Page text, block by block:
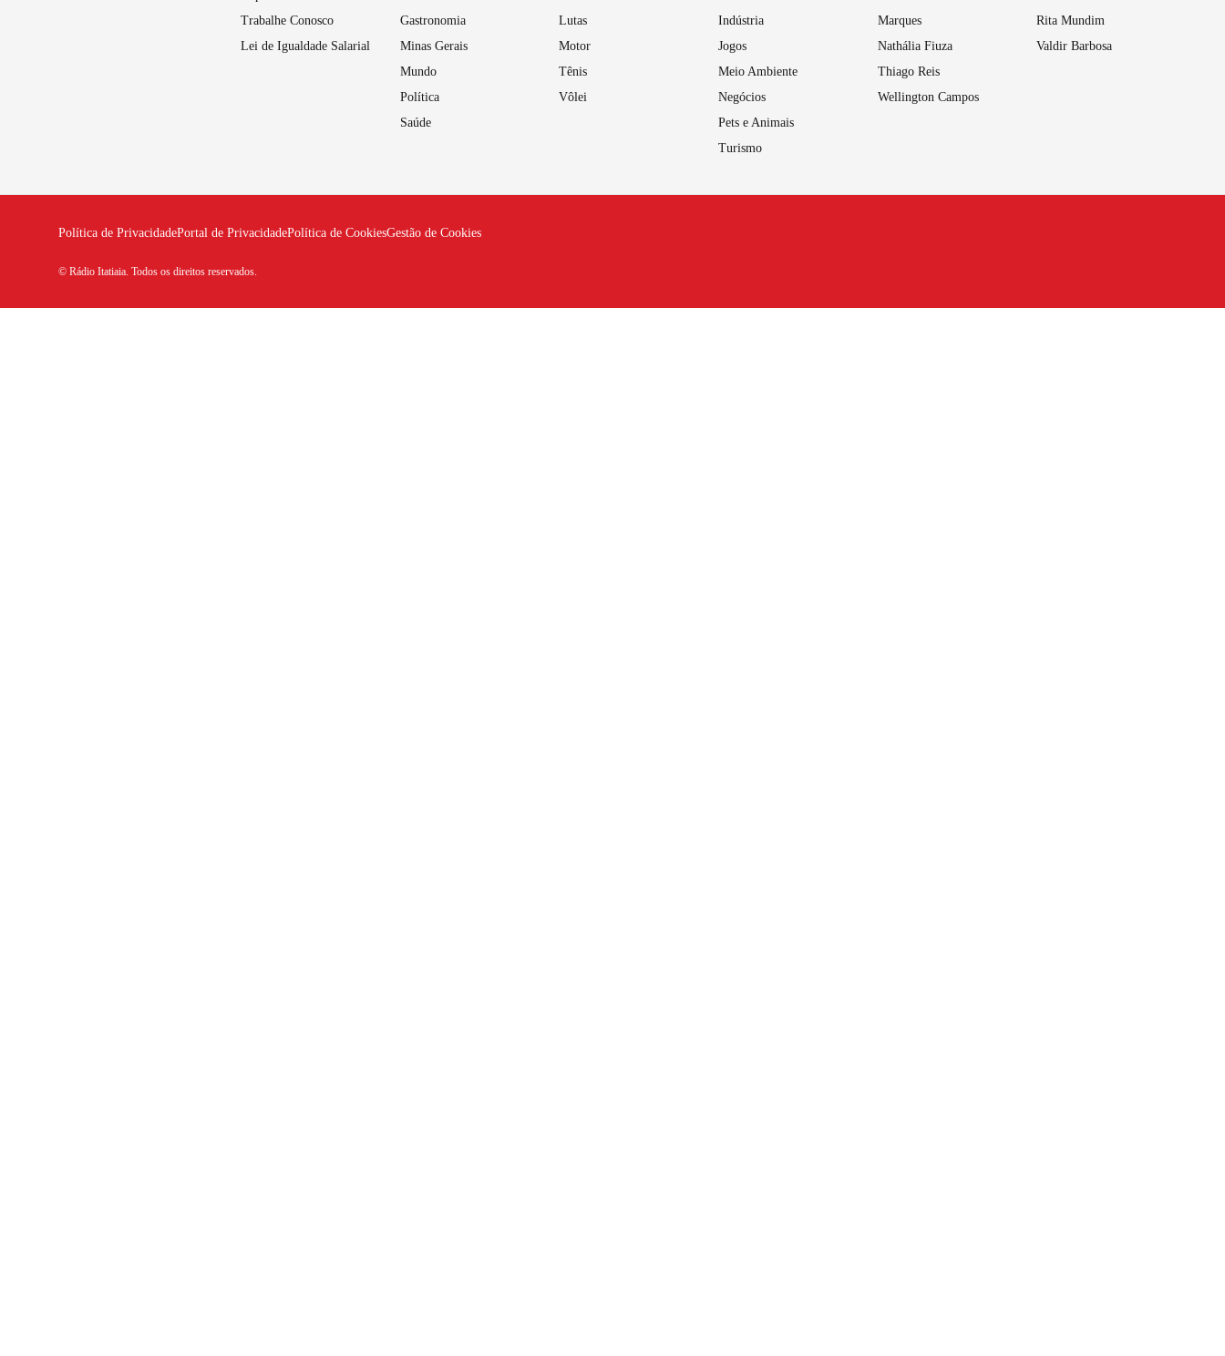
Trabalhe Conosco
Lei de Igualdade Salarial
Gastronomia
Minas Gerais
Mundo
Política
Saúde
Lutas
Motor
Tênis
Vôlei
Indústria
Jogos
Meio Ambiente
Negócios
Pets e Animais
Turismo
Marques
Nathália Fiuza
Thiago Reis
Wellington Campos
Rita Mundim
Valdir Barbosa
Política de PrivacidadePortal de PrivacidadePolítica de CookiesGestão de Cookies
© Rádio Itatiaia. Todos os direitos reservados.